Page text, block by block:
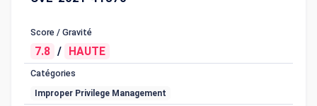
Score / Gravité
7.8 / HAUTE
Catégories
Improper Privilege Management